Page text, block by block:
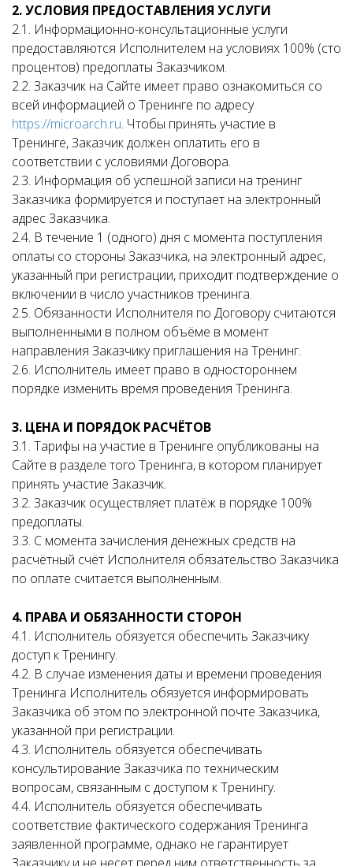
2. УСЛОВИЯ ПРЕДОСТАВЛЕНИЯ УСЛУГИ
2.1. Информационно-консультационные услуги
предоставляются Исполнителем на условиях 100% (сто
процентов) предоплаты Заказчиком.
2.2. Заказчик на Сайте имеет право ознакомиться со
всей информацией о Тренинге по адресу
https://microarch.ru. Чтобы принять участие в
Тренинге, Заказчик должен оплатить его в
соответствии с условиями Договора.
2.3. Информация об успешной записи на тренинг
Заказчика формируется и поступает на электронный
адрес Заказчика.
2.4. В течение 1 (одного) дня с момента поступления
оплаты со стороны Заказчика, на электронный адрес,
указанный при регистрации, приходит подтверждение о
включении в число участников тренинга.
2.5. Обязанности Исполнителя по Договору считаются
выполненными в полном объёме в момент
направления Заказчику приглашения на Тренинг.
2.6. Исполнитель имеет право в одностороннем
порядке изменить время проведения Тренинга.
3. ЦЕНА И ПОРЯДОК РАСЧЁТОВ
3.1. Тарифы на участие в Тренинге опубликованы на
Сайте в разделе того Тренинга, в котором планирует
принять участие Заказчик.
3.2. Заказчик осуществляет платёж в порядке 100%
предоплаты.
3.3. С момента зачисления денежных средств на
расчётный счёт Исполнителя обязательство Заказчика
по оплате считается выполненным.
4. ПРАВА И ОБЯЗАННОСТИ СТОРОН
4.1. Исполнитель обязуется обеспечить Заказчику
доступ к Тренингу.
4.2. В случае изменения даты и времени проведения
Тренинга Исполнитель обязуется информировать
Заказчика об этом по электронной почте Заказчика,
указанной при регистрации.
4.3. Исполнитель обязуется обеспечивать
консультирование Заказчика по техническим
вопросам, связанным с доступом к Тренингу.
4.4. Исполнитель обязуется обеспечивать
соответствие фактического содержания Тренинга
заявленной программе, однако не гарантирует